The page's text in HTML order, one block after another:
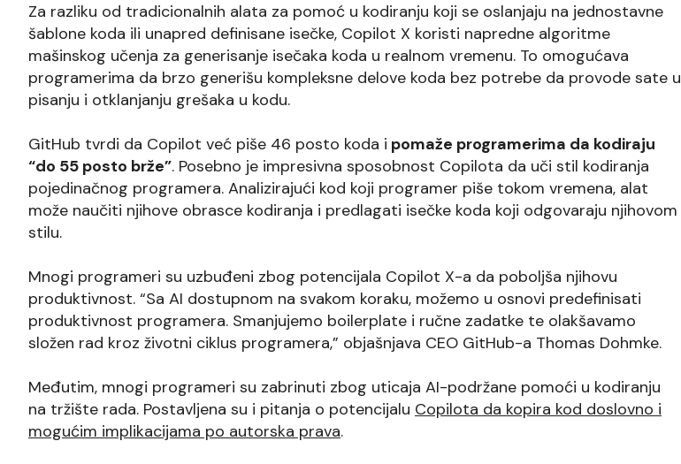
Za razliku od tradicionalnih alata za pomoć u kodiranju koji se oslanjaju na jednostavne
šablone koda ili unapred definisane isečke, Copilot X koristi napredne algoritme
mašinskog učenja za generisanje isečaka koda u realnom vremenu. To omogućava
programerima da brzo generišu kompleksne delove koda bez potrebe da provode sate u
pisanju i otklanjanju grešaka u kodu.
GitHub tvrdi da Copilot već piše 46 posto koda i pomaže programerima da kodiraju
“do 55 posto brže”. Posebno je impresivna sposobnost Copilota da uči stil kodiranja
pojedinačnog programera. Analizirajući kod koji programer piše tokom vremena, alat
može naučiti njihove obrasce kodiranja i predlagati isečke koda koji odgovaraju njihovom
stilu.
Mnogi programeri su uzbuđeni zbog potencijala Copilot X-a da poboljša njihovu
produktivnost. “Sa AI dostupnom na svakom koraku, možemo u osnovi predefinisati
produktivnost programera. Smanjujemo boilerplate i ručne zadatke te olakšavamo
složen rad kroz životni ciklus programera,” objašnjava CEO GitHub-a Thomas Dohmke.
Međutim, mnogi programeri su zabrinuti zbog uticaja AI-podržane pomoći u kodiranju
na tržište rada. Postavljena su i pitanja o potencijalu Copilota da kopira kod doslovno i
mogućim implikacijama po autorska prava.